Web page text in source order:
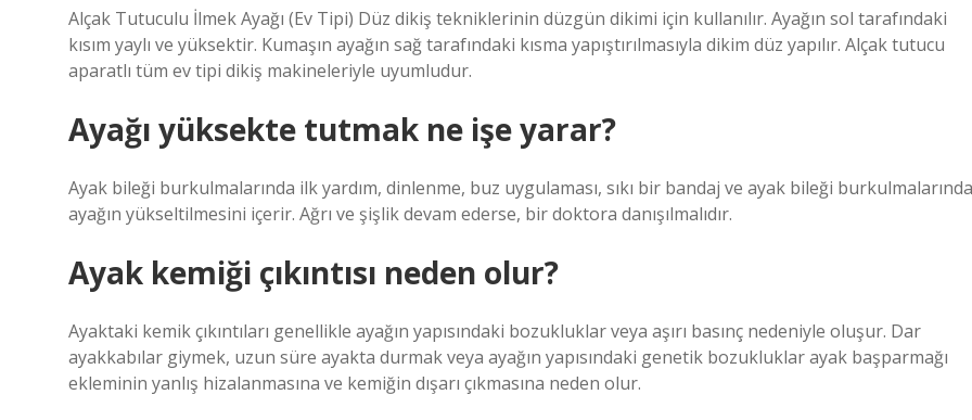
Alçak Tutuculu İlmek Ayağı (Ev Tipi) Düz dikiş tekniklerinin düzgün dikimi için kullanılır. Ayağın sol tarafındaki
kısım yaylı ve yüksektir. Kumaşın ayağın sağ tarafındaki kısma yapıştırılmasıyla dikim düz yapılır. Alçak tutucu
aparatlı tüm ev tipi dikiş makineleriyle uyumludur.
Ayağı yüksekte tutmak ne işe yarar?
Ayak bileği burkulmalarında ilk yardım, dinlenme, buz uygulaması, sıkı bir bandaj ve ayak bileği burkulmalarında
ayağın yükseltilmesini içerir. Ağrı ve şişlik devam ederse, bir doktora danışılmalıdır.
Ayak kemiği çıkıntısı neden olur?
Ayaktaki kemik çıkıntıları genellikle ayağın yapısındaki bozukluklar veya aşırı basınç nedeniyle oluşur. Dar
ayakkabılar giymek, uzun süre ayakta durmak veya ayağın yapısındaki genetik bozukluklar ayak başparmağı
ekleminin yanlış hizalanmasına ve kemiğin dışarı çıkmasına neden olur.